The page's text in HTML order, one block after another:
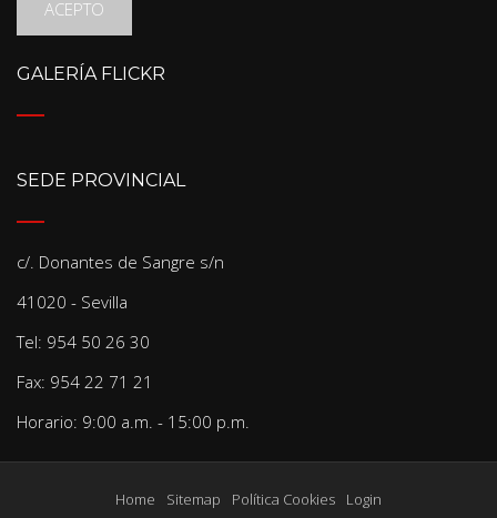
ACEPTO
GALERÍA FLICKR
SEDE PROVINCIAL
c/. Donantes de Sangre s/n
41020 - Sevilla
Tel: 954 50 26 30
Fax: 954 22 71 21
Horario: 9:00 a.m. - 15:00 p.m.
Home Sitemap Política Cookies Login